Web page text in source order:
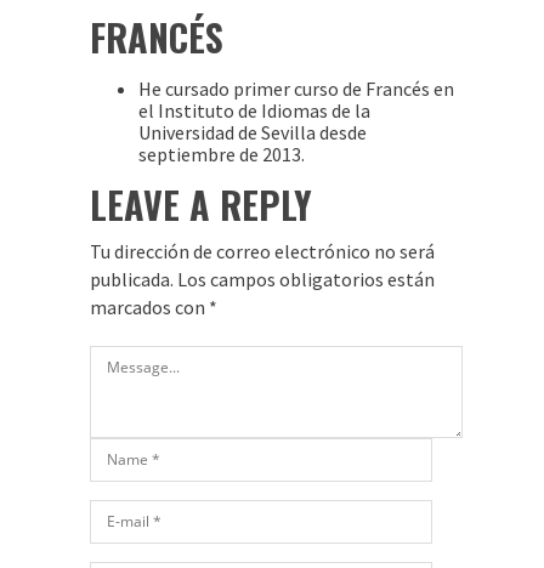
FRANCÉS
He cursado primer curso de Francés en
el Instituto de Idiomas de la
Universidad de Sevilla desde
septiembre de 2013.
LEAVE A REPLY
Tu dirección de correo electrónico no será
publicada. Los campos obligatorios están
marcados con *